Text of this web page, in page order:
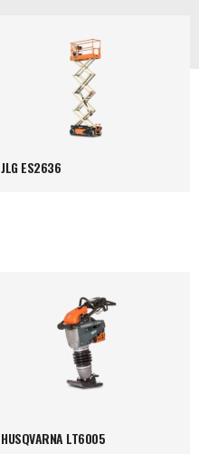
JLG ES2636
HUSQVARNA LT6005